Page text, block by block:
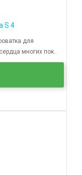
S 4
для
многих пок..